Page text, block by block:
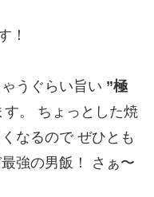
！
うぐらい旨い ”極
す。 ちょっとした焼
なるので ぜひとも
強の男飯！ さぁ〜